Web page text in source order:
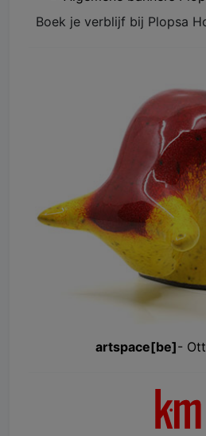
Boek je verblijf bij Plopsa
artspace[be]-